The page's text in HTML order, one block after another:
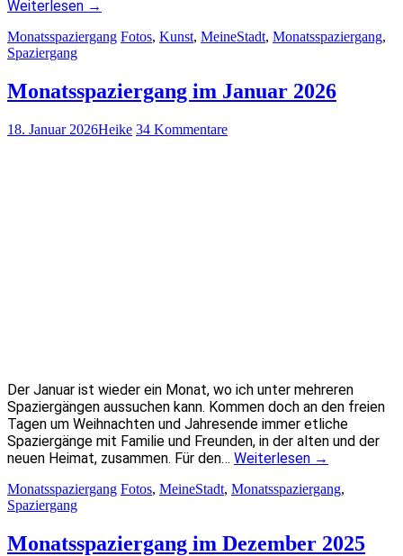
Weiterlesen →
Monatsspaziergang Fotos, Kunst, MeineStadt, Monatsspaziergang,
Spaziergang
Monatsspaziergang im Januar 2026
18. Januar 2026Heike 34 Kommentare
Der Januar ist wieder ein Monat, wo ich unter mehreren
Spaziergängen aussuchen kann. Kommen doch an den freien
Tagen um Weihnachten und Jahresende immer etliche
Spaziergänge mit Familie und Freunden, in der alten und der
neuen Heimat, zusammen. Für den… Weiterlesen →
Monatsspaziergang Fotos, MeineStadt, Monatsspaziergang,
Spaziergang
Monatsspaziergang im Dezember 2025